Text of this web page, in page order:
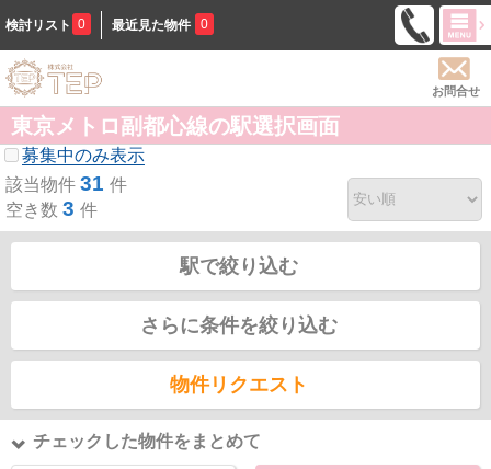
検討リスト 0 最近見た物件 0
お問合せ
東京メトロ副都心線の駅選択画面
募集中のみ表示
該当物件 31 件
空き数 3 件
駅で絞り込む
さらに条件を絞り込む
物件リクエスト
チェックした物件をまとめて